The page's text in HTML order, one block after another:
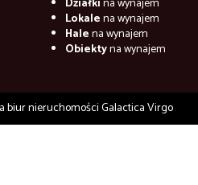
Lokalena wynajem
Halena wynajem
Obiektyna wynajem
biur nieruchomościGalactica Virgo